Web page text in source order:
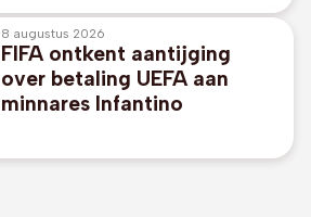
Ueonhara voor kwartfinales
8 augustus 2026
FIFA ontkent aantijging
over betaling UEFA aan
minnares Infantino